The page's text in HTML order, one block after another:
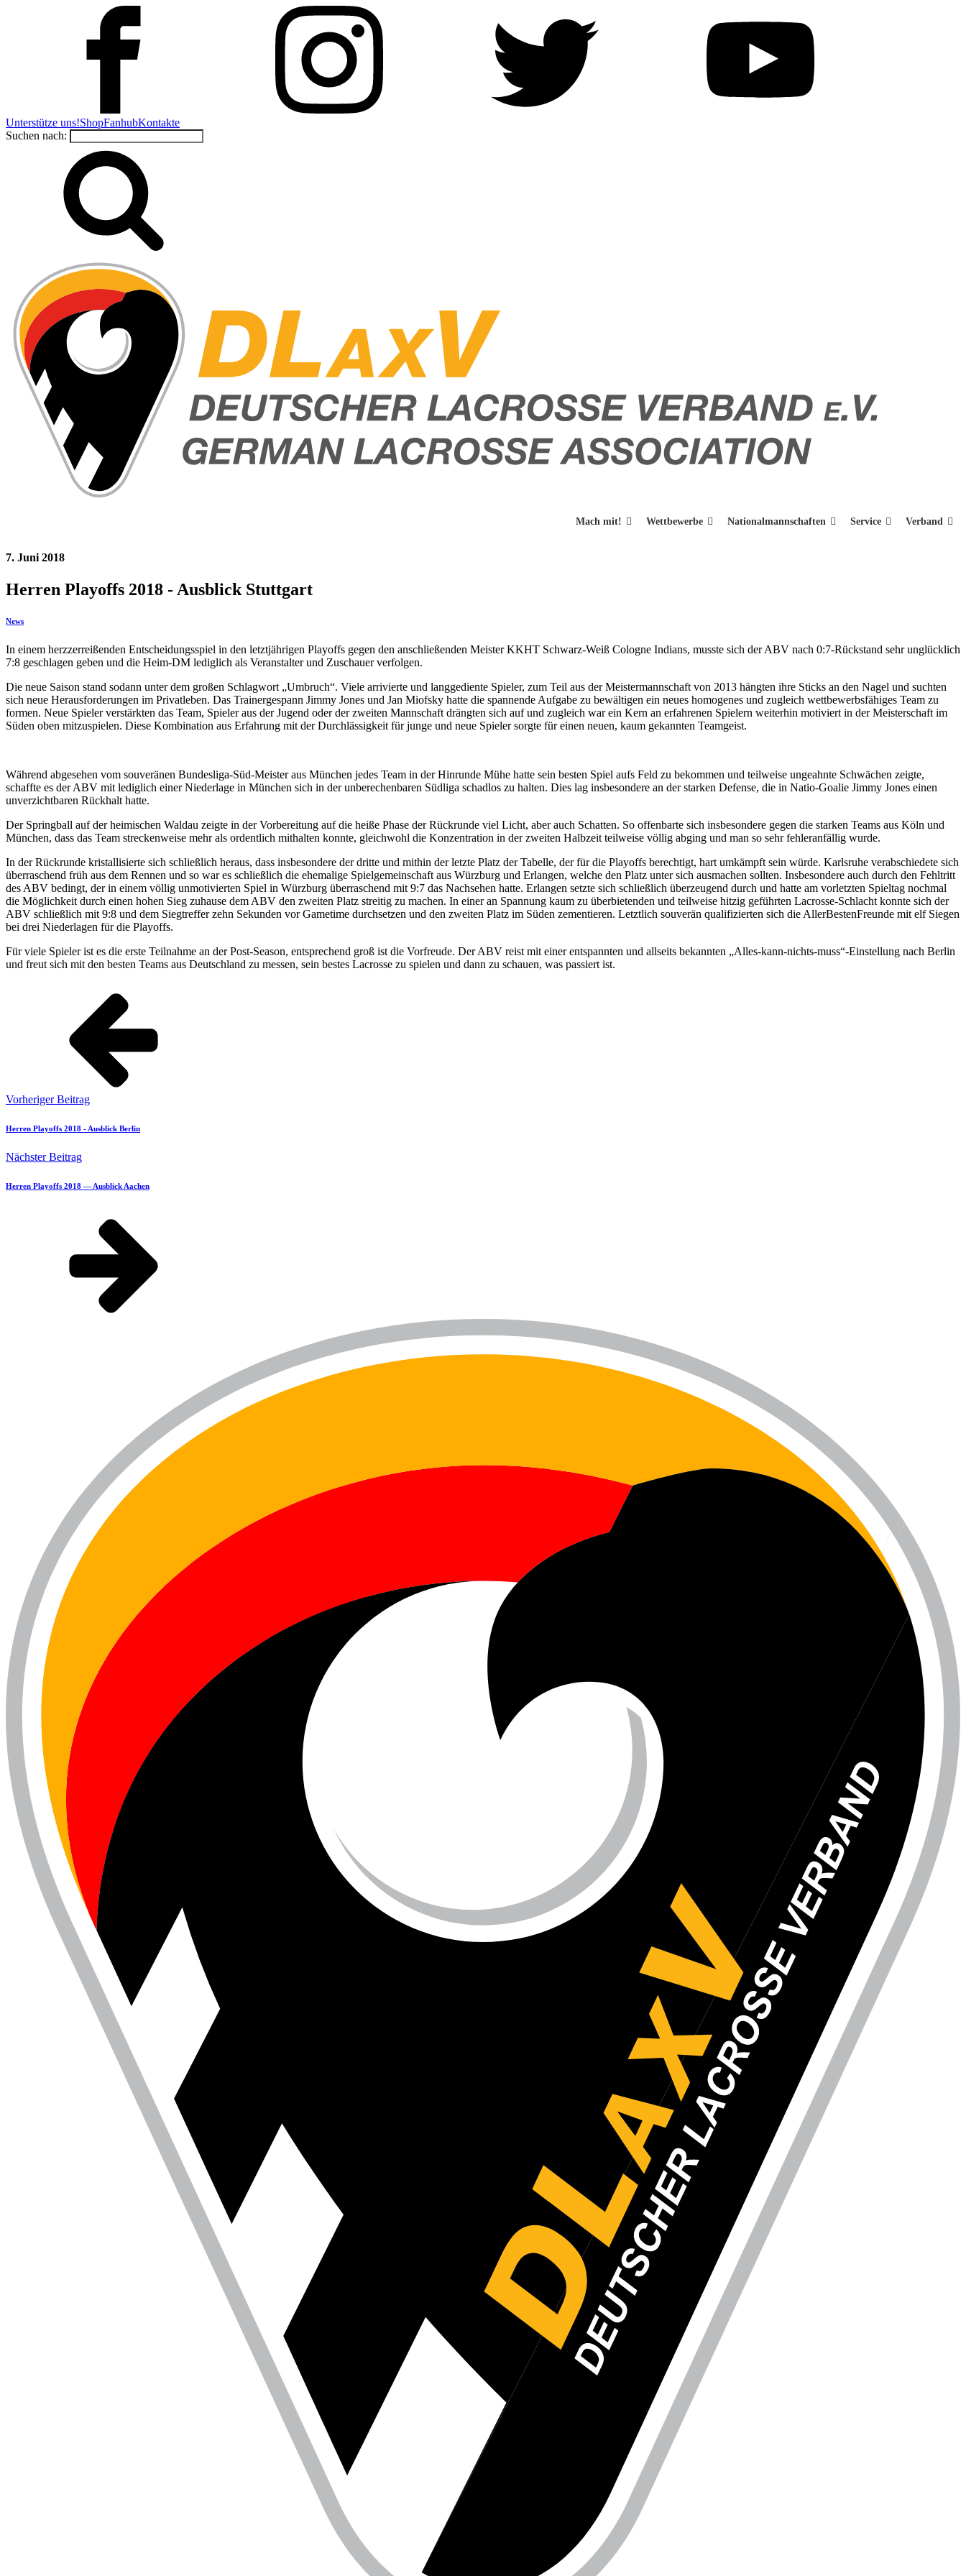
Unterstütze uns!ShopFanhubKontakte
Suchen nach:
Mach mit! Wettbewerbe Nationalmannschaften Service Verband
7. Juni 2018
Herren Playoffs 2018 - Ausblick Stuttgart
News
In einem herzzerreißenden Entscheidungsspiel in den letztjährigen Playoffs gegen den anschließenden Meister KKHT Schwarz-Weiß Cologne Indians, musste sich der ABV nach 0:7-Rückstand sehr unglücklich
7:8 geschlagen geben und die Heim-DM lediglich als Veranstalter und Zuschauer verfolgen.
Die neue Saison stand sodann unter dem großen Schlagwort „Umbruch“. Viele arrivierte und langgediente Spieler, zum Teil aus der Meistermannschaft von 2013 hängten ihre Sticks an den Nagel und suchten
sich neue Herausforderungen im Privatleben. Das Trainergespann Jimmy Jones und Jan Miofsky hatte die spannende Aufgabe zu bewältigen ein neues homogenes und zugleich wettbewerbsfähiges Team zu
formen. Neue Spieler verstärkten das Team, Spieler aus der Jugend oder der zweiten Mannschaft drängten sich auf und zugleich war ein Kern an erfahrenen Spielern weiterhin motiviert in der Meisterschaft im
Süden oben mitzuspielen. Diese Kombination aus Erfahrung mit der Durchlässigkeit für junge und neue Spieler sorgte für einen neuen, kaum gekannten Teamgeist.
Während abgesehen vom souveränen Bundesliga-Süd-Meister aus München jedes Team in der Hinrunde Mühe hatte sein besten Spiel aufs Feld zu bekommen und teilweise ungeahnte Schwächen zeigte,
schaffte es der ABV mit lediglich einer Niederlage in München sich in der unberechenbaren Südliga schadlos zu halten. Dies lag insbesondere an der starken Defense, die in Natio-Goalie Jimmy Jones einen
unverzichtbaren Rückhalt hatte.
Der Springball auf der heimischen Waldau zeigte in der Vorbereitung auf die heiße Phase der Rückrunde viel Licht, aber auch Schatten. So offenbarte sich insbesondere gegen die starken Teams aus Köln und
München, dass das Team streckenweise mehr als ordentlich mithalten konnte, gleichwohl die Konzentration in der zweiten Halbzeit teilweise völlig abging und man so sehr fehleranfällig wurde.
In der Rückrunde kristallisierte sich schließlich heraus, dass insbesondere der dritte und mithin der letzte Platz der Tabelle, der für die Playoffs berechtigt, hart umkämpft sein würde. Karlsruhe verabschiedete sich
überraschend früh aus dem Rennen und so war es schließlich die ehemalige Spielgemeinschaft aus Würzburg und Erlangen, welche den Platz unter sich ausmachen sollten. Insbesondere auch durch den Fehltritt
des ABV bedingt, der in einem völlig unmotivierten Spiel in Würzburg überraschend mit 9:7 das Nachsehen hatte. Erlangen setzte sich schließlich überzeugend durch und hatte am vorletzten Spieltag nochmal
die Möglichkeit durch einen hohen Sieg zuhause dem ABV den zweiten Platz streitig zu machen. In einer an Spannung kaum zu überbietenden und teilweise hitzig geführten Lacrosse-Schlacht konnte sich der
ABV schließlich mit 9:8 und dem Siegtreffer zehn Sekunden vor Gametime durchsetzen und den zweiten Platz im Süden zementieren. Letztlich souverän qualifizierten sich die AllerBestenFreunde mit elf Siegen
bei drei Niederlagen für die Playoffs.
Für viele Spieler ist es die erste Teilnahme an der Post-Season, entsprechend groß ist die Vorfreude. Der ABV reist mit einer entspannten und allseits bekannten „Alles-kann-nichts-muss“-Einstellung nach Berlin
und freut sich mit den besten Teams aus Deutschland zu messen, sein bestes Lacrosse zu spielen und dann zu schauen, was passiert ist.
Vorheriger Beitrag
Herren Playoffs 2018 - Ausblick Berlin
Nächster Beitrag
Her­ren Play­offs 2018 — Aus­blick Aachen